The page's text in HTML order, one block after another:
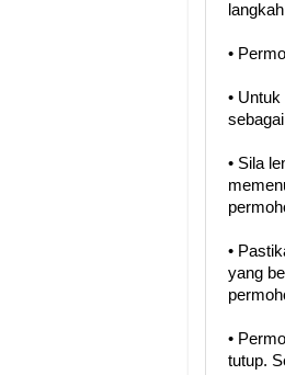
•
•
• Sila
•
yang
•
tutup.